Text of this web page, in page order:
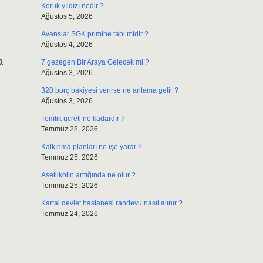
Koruk yıldızı nedir ?
Ağustos 5, 2026
Avanslar SGK primine tabi midir ?
Ağustos 4, 2026
7 gezegen Bir Araya Gelecek mi ?
Ağustos 3, 2026
320 borç bakiyesi verirse ne anlama gelir ?
Ağustos 3, 2026
Temlik ücreti ne kadardır ?
Temmuz 28, 2026
Kalkınma planları ne işe yarar ?
Temmuz 25, 2026
Asetilkolin arttığında ne olur ?
Temmuz 25, 2026
Kartal devlet hastanesi randevu nasıl alınır ?
Temmuz 24, 2026